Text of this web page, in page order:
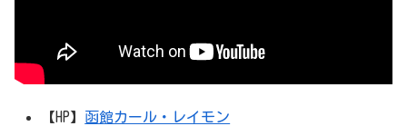
【HP】 函館カール・レイモン